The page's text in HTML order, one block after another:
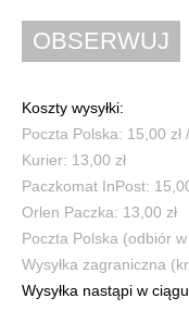
Koszty wysyłki:
Poczta Polska: 15,00 zł
Kurier: 13,00 zł
Paczkomat InPost:
Orlen Paczka: 13,00 zł
Poczta Polska (odbiór
Wysyłka zagraniczna
Wysyłka nastąpi w